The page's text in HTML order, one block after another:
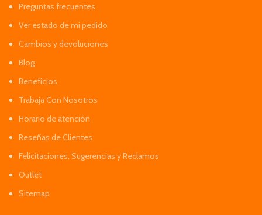
Preguntas frecuentes
Ver estado de mi pedido
Cambios y devoluciones
Blog
Beneficios
Trabaja Con Nosotros
Horario de atención
Reseñas de Clientes
Felicitaciones, Sugerencias y Reclamos
Outlet
Sitemap